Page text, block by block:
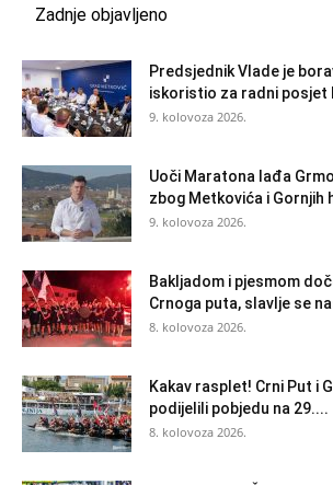
Zadnje objavljeno
Predsjednik Vlade je
iskoristio za radni posjet
9. kolovoza 2026.
Uoči Maratona lađa
zbog Metkovića i Gornjih
9. kolovoza 2026.
Bakljadom i pjesmom
Crnoga puta, slavlje se
8. kolovoza 2026.
Kakav rasplet! Crni Put i
podijelili pobjedu na 29....
8. kolovoza 2026.